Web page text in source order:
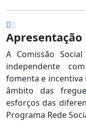
Apresentação
A Comissão
independente
fomenta e incentiva
âmbito das
esforços das
Programa Rede